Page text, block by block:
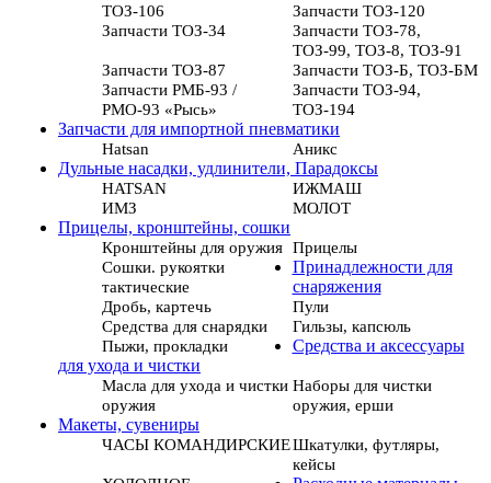
ТОЗ-106
Запчасти ТОЗ-120
Запчасти ТОЗ-34
Запчасти ТОЗ-78,
ТОЗ-99, ТОЗ-8, ТОЗ-91
Запчасти ТОЗ-87
Запчасти ТОЗ-Б, ТОЗ-БМ
Запчасти РМБ-93 /
РМО-93 «Рысь»
Запчасти ТОЗ-94,
ТОЗ-194
Запчасти для импортной пневматики
Hatsan
Аникс
Дульные насадки, удлинители, Парадоксы
HATSAN
ИЖМАШ
ИМЗ
МОЛОТ
Прицелы, кронштейны, сошки
Кронштейны для оружия Прицелы
Сошки. рукоятки
тактические
Принадлежности для
снаряжения
Дробь, картечь
Пули
Средства для снарядки
Гильзы, капсюль
Пыжи, прокладки
Средства и аксессуары
для ухода и чистки
Масла для ухода и чистки
оружия
Наборы для чистки
оружия, ерши
Макеты, сувениры
ЧАСЫ КОМАНДИРСКИЕШкатулки, футляры,
кейсы